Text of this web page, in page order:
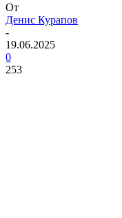
От
Денис Курапов
-
19.06.2025
0
253